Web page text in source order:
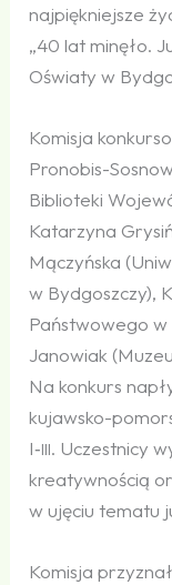
najpiękniejsze
„40 lat minęło.
Oświaty w
Komisja
Pronobis-
Biblioteki
Katarzyna
Mączyńska
w Bydgoszczy),
Państwowego w
Janowiak
Na konkurs
kujawsko-
I‑III. Uczestnicy
kreatywnością
w ujęciu tematu
Komisja